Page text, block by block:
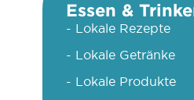
Essen &
- Lokale Rezepte
- Lokale Getränke
- Lokale Produkte